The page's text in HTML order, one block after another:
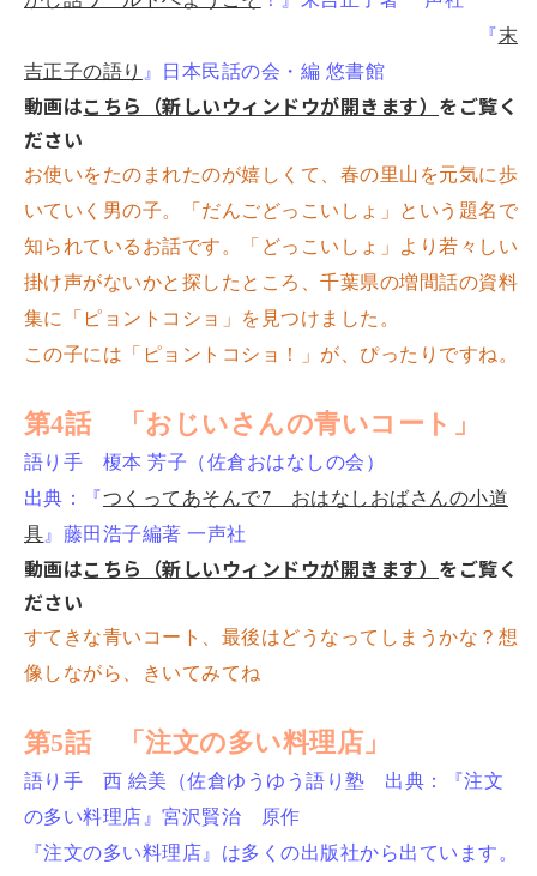
『末
吉正子の語り 』日本民話の会・編 悠書館
動画はこちら（新しいウィンドウが開きます） をご覧く
ださい
お使いをたのまれたのが嬉しくて、春の里山を元気に歩
いていく男の子。「だんごどっこいしょ」という題名で
知られているお話です。「どっこいしょ」より若々しい
掛け声がないかと探したところ、千葉県の増間話の資料
集に「ピョントコショ」を見つけました。
この子には「ピョントコショ！」が、ぴったりですね。
第4話 「おじいさんの青いコート」
語り手 榎本 芳子（佐倉おはなしの会）
出典：『つくってあそんで7 おはなしおばさんの小道
具 』藤田浩子編著 一声社
動画はこちら（新しいウィンドウが開きます） をご覧く
ださい
すてきな青いコート、最後はどうなってしまうかな？想
像しながら、きいてみてね
第5話 「注文の多い料理店」
語り手 西 絵美（佐倉ゆうゆう語り塾 出典：『注文
の多い料理店』宮沢賢治 原作
『注文の多い料理店』は多くの出版社から出ています。